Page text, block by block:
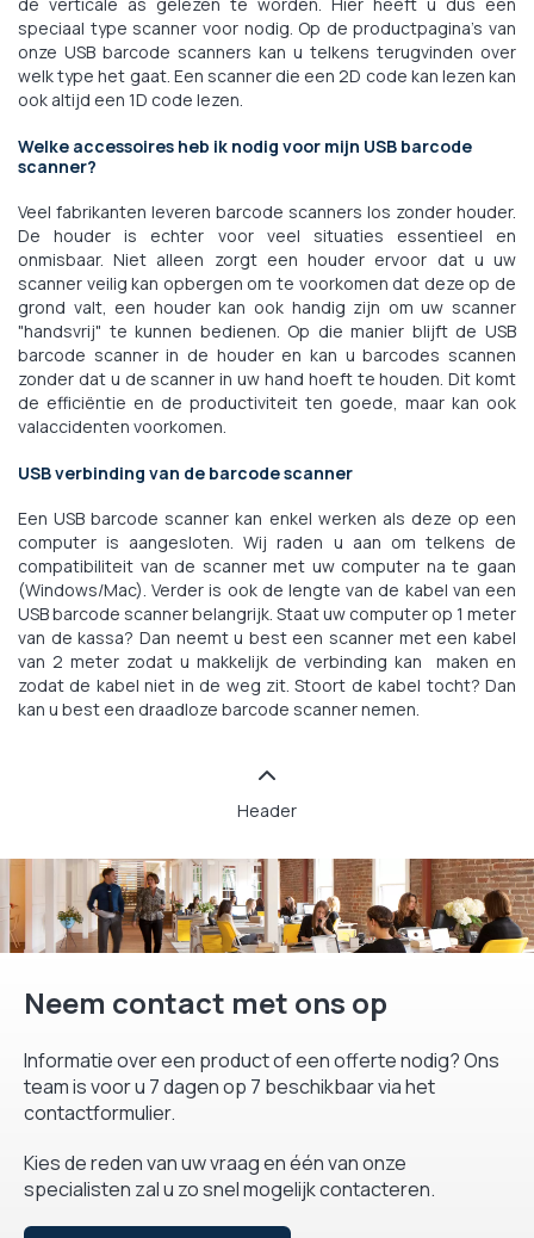
speciaal type scanner voor nodig. Op de productpagina's van
onze USB barcode scanners kan u telkens terugvinden over
welk type het gaat. Een scanner die een 2D code kan lezen kan
ook altijd een 1D code lezen.
Welke accessoires heb ik nodig voor mijn USB barcode
scanner?
Veel fabrikanten leveren barcode scanners los zonder houder.
De houder is echter voor veel situaties essentieel en
onmisbaar. Niet alleen zorgt een houder ervoor dat u uw
scanner veilig kan opbergen om te voorkomen dat deze op de
grond valt, een houder kan ook handig zijn om uw scanner
"handsvrij" te kunnen bedienen. Op die manier blijft de USB
barcode scanner in de houder en kan u barcodes scannen
zonder dat u de scanner in uw hand hoeft te houden. Dit komt
de efficiëntie en de productiviteit ten goede, maar kan ook
valaccidenten voorkomen.
USB verbinding van de barcode scanner
Een USB barcode scanner kan enkel werken als deze op een
computer is aangesloten. Wij raden u aan om telkens de
compatibiliteit van de scanner met uw computer na te gaan
(Windows/Mac). Verder is ook de lengte van de kabel van een
USB barcode scanner belangrijk. Staat uw computer op 1 meter
van de kassa? Dan neemt u best een scanner met een kabel
van 2 meter zodat u makkelijk de verbinding kan maken en
zodat de kabel niet in de weg zit. Stoort de kabel tocht? Dan
kan u best een draadloze barcode scanner nemen.
Header
Neem contact met ons op
Informatie over een product of een offerte nodig? Ons
team is voor u 7 dagen op 7 beschikbaar via het
contactformulier.
Kies de reden van uw vraag en één van onze
specialisten zal u zo snel mogelijk contacteren.